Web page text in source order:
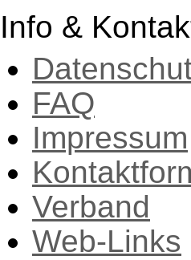
Info &
FAQ
Impressum
Verband
Web-Links